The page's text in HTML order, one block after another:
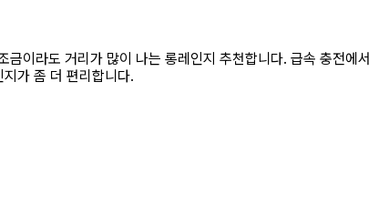
이라도 거리가 많이 나는 롱레인지 추천합니다. 급속 충전에서
가 좀 더 편리합니다.